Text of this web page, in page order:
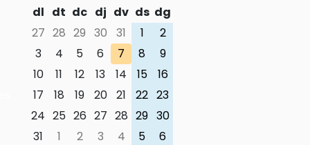
dl dt dc dj dv ds dg
27 28 29 30 31 1
2
3
4 5 6 7 8
9
10
11 12 13 14 15
16
17
18 19 20 21 22 23
24 25 26 27 28 29 30
31
1 2 3 4 5
6